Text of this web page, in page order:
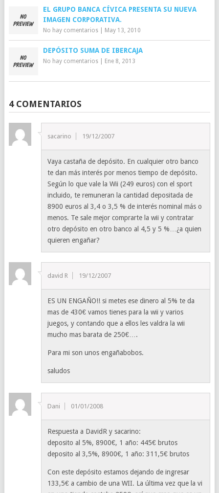
EL GRUPO BANCA CÍVICA PRESENTA SU NUEVA
IMAGEN CORPORATIVA.
No hay comentarios| May 13, 2010
DEPÓSITO SUMA DE IBERCAJA
No hay comentarios| Ene 8, 2013
4 COMENTARIOS
sacarino 19/12/2007
Vaya castaña de depósito. En cualquier otro banco
te dan más interés por menos tiempo de depósito.
Según lo que vale la Wii (249 euros) con el sport
incluido, te remuneran la cantidad depositada de
8900 euros al 3,4 o 3,5 % de interés nominal más o
menos. Te sale mejor comprarte la wii y contratar
otro depósito en otro banco al 4,5 y 5 %…¿a quien
quieren engañar?
david R 19/12/2007
ES UN ENGAÑO!! si metes ese dinero al 5% te da
mas de 430€ vamos tienes para la wii y varios
juegos, y contando que a ellos les valdra la wii
mucho mas barata de 250€….
Para mi son unos engañabobos.
saludos
Dani 01/01/2008
Respuesta a DavidR y sacarino:
deposito al 5%, 8900€, 1 año: 445€ brutos
deposito al 3,5%, 8900€, 1 año: 311,5€ brutos
Con este depósito estamos dejando de ingresar
133,5€ a cambio de una WII. La última vez que la vi